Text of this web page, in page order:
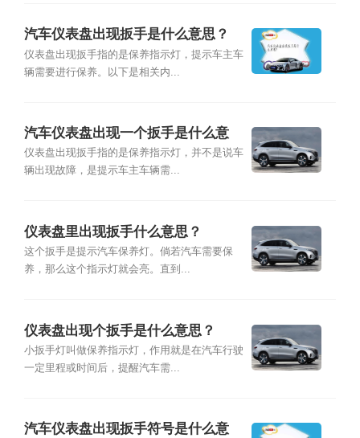
汽车仪表盘出现扳手是什么意思？
仪表盘出现扳手指的是保养指示灯，提示车主车
辆需要进行保养。以下是相关内...
汽车仪表盘出现一个扳手是什么意
思？
仪表盘出现扳手指的是保养指示灯，并不是说车
辆出现故障，是提示车主车辆需...
仪表盘里出现扳手什么意思？
这个扳手是提示汽车保养灯。倘若汽车需要保
养，那么这个指示灯就会亮。直到...
仪表盘出现个扳手是什么意思？
小扳手灯叫做保养指示灯，作用就是在汽车行驶
一定里程或时间后，提醒汽车需...
汽车仪表盘出现扳手符号是什么意